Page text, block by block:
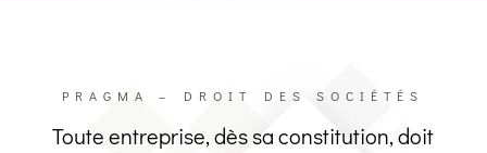
PRAGMA – DROIT DES SOCIÉTÉS
Toute entreprise, dès sa constitution, doit